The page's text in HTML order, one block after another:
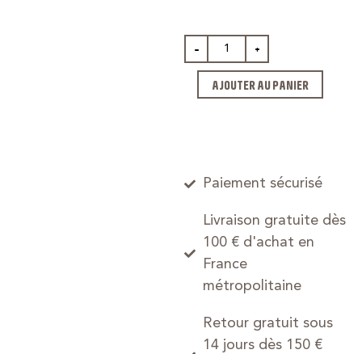
- +
AJOUTER AU PANIER
Paiement sécurisé
Livraison gratuite dès
100 € d'achat en
France
métropolitaine
Retour gratuit sous
14 jours dès 150 €